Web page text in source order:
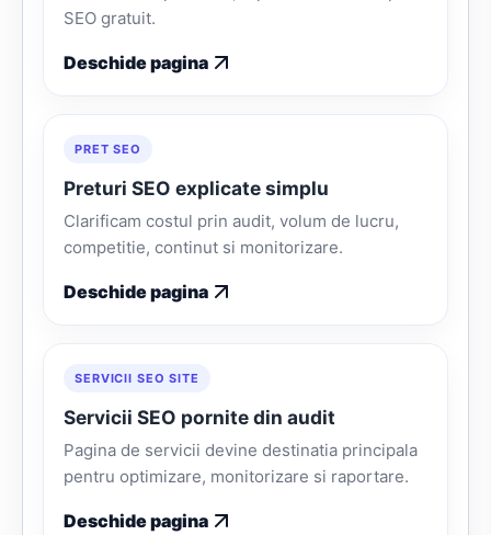
SEO gratuit.
Deschide pagina
PRET SEO
Preturi SEO explicate simplu
Clarificam costul prin audit, volum de lucru,
competitie, continut si monitorizare.
Deschide pagina
SERVICII SEO SITE
Servicii SEO pornite din audit
Pagina de servicii devine destinatia principala
pentru optimizare, monitorizare si raportare.
Deschide pagina